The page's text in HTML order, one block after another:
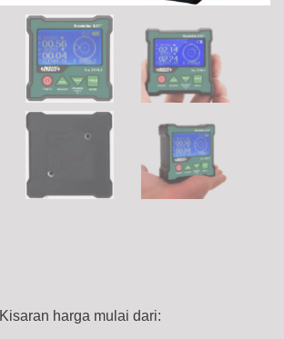
Kisaran harga mulai dari: